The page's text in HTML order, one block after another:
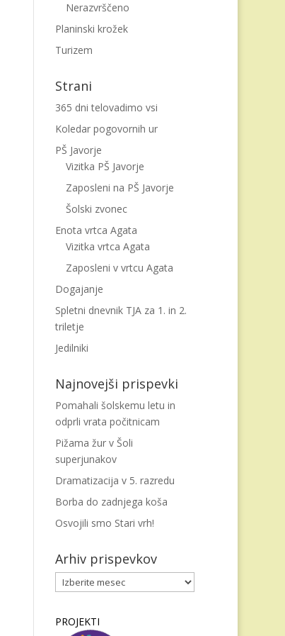
Nerazvrščeno
Planinski krožek
Turizem
Strani
365 dni telovadimo vsi
Koledar pogovornih ur
PŠ Javorje
Vizitka PŠ Javorje
Zaposleni na PŠ Javorje
Šolski zvonec
Enota vrtca Agata
Vizitka vrtca Agata
Zaposleni v vrtcu Agata
Dogajanje
Spletni dnevnik TJA za 1. in 2.
triletje
Jedilniki
Najnovejši prispevki
Pomahali šolskemu letu in
odprli vrata počitnicam
Pižama žur v Šoli
superjunakov
Dramatizacija v 5. razredu
Borba do zadnjega koša
Osvojili smo Stari vrh!
Arhiv prispevkov
Arhiv
prispevkov
PROJEKTI